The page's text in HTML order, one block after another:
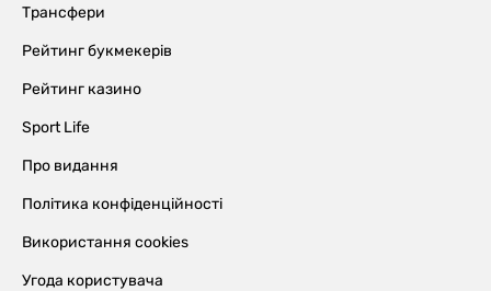
Трансфери
Рейтинг букмекерів
Рейтинг казино
Sport Life
Про видання
Політика конфіденційності
Використання cookies
Угода користувача